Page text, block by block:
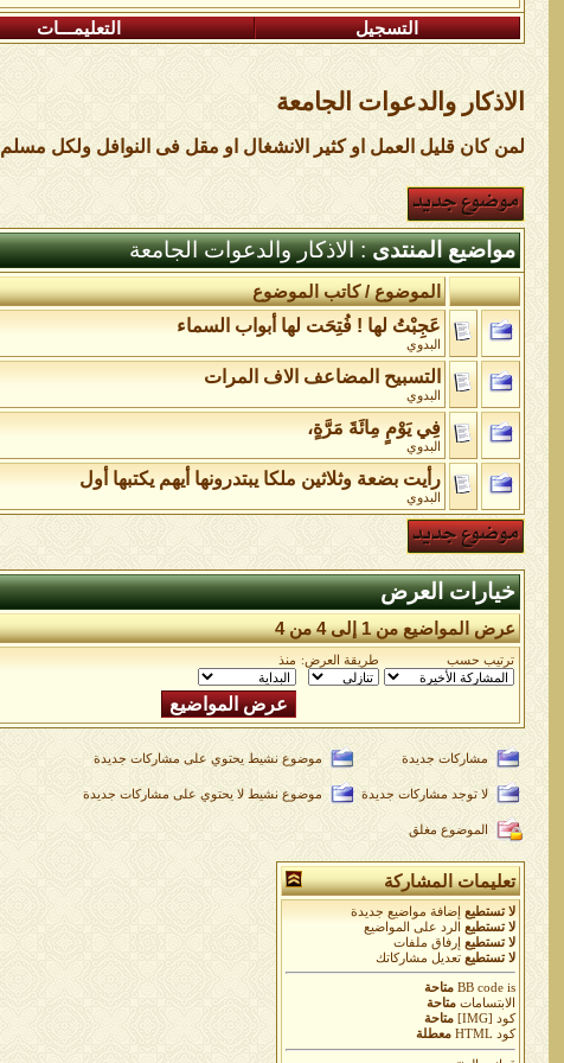
التسجيل التعليمـــات
الاذكار والدعوات الجامعة
لمن كان قليل العمل او كثير الانشغال او مقل فى النوافل ولكل مسلم
مواضيع المنتدى: الاذكار والدعوات الجامعة
الموضوع/كاتب الموضوع
عَجِبْتُ لها ! فُتِحَت لها أبواب السماء
البدوي
التسبيح المضاعف الاف المرات
البدوي
فِي يَوْمٍ مِائَةَ مَرَّةٍ،
البدوي
رأيت بضعة وثلاثين ملكا يبتدرونها أيهم يكتبها أول
البدوي
خيارات العرض
عرض المواضيع من 1 إلى 4 من 4
ترتيب حسب طريقة العرض: منذ
مشاركات جديدة موضوع نشيط يحتوي على مشاركات جديدة
لا توجد مشاركات جديدة موضوع نشيط لا يحتوي على مشاركات جديدة
الموضوع مغلق
تعليمات المشاركة
لا تستطيع
إضافة مواضيع جديدة
لا تستطيع
الرد على المواضيع
لا تستطيع
إرفاق ملفات
لا تستطيع تعديل مشاركاتك
BB codeis
متاحة
الابتسامات متاحة
كود [IMG]
متاحة
كود HTML
معطلة